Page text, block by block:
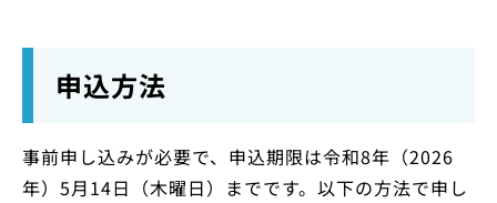
申込方法
事前申し込みが必要で、申込期限は令和8年（2026
年）5月14日（木曜日）までです。以下の方法で申し